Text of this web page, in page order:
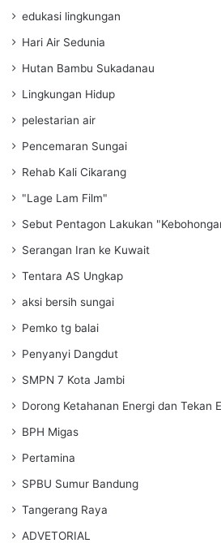
edukasi lingkungan
Hari Air Sedunia
Hutan Bambu Sukadanau
Lingkungan Hidup
pelestarian air
Pencemaran Sungai
Rehab Kali Cikarang
"Lage Lam Film"
Sebut Pentagon Lakukan
Serangan Iran ke Kuwait
Tentara AS Ungkap
aksi bersih sungai
Pemko tg balai
Penyanyi Dangdut
SMPN 7 Kota Jambi
Dorong Ketahanan Energi dan Tekan
BPH Migas
Pertamina
SPBU Sumur Bandung
Tangerang Raya
ADVETORIAL